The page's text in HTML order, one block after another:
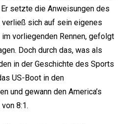
setzte die Anweisungen des
sich auf sein eigenes
vorliegenden Rennen, gefolgt
Doch durch das, was als
in der Geschichte des Sports
US-Boot in den
und gewann den America’s
8:1.